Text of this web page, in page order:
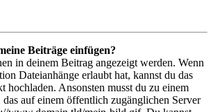
Beiträge einfügen?
in deinem Beitrag angezeigt werden. Wenn
Dateianhänge erlaubt hat, kannst du das
hochladen. Ansonsten musst du zu einem
auf einem öffentlich zugänglichen Server